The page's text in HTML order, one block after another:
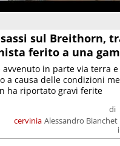
sassi sul Breithorn,
ferito a una
cervinia
di
Alessandro Bianchet
avvenuto in parte via terra
a causa delle condizioni
ha riportato gravi ferite